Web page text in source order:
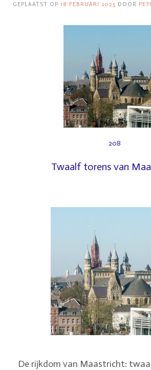
GEPLAATST OP 18 FEBRUARI 2025 DOOR
208
Twaalf torens van
De rijkdom van Maastricht: